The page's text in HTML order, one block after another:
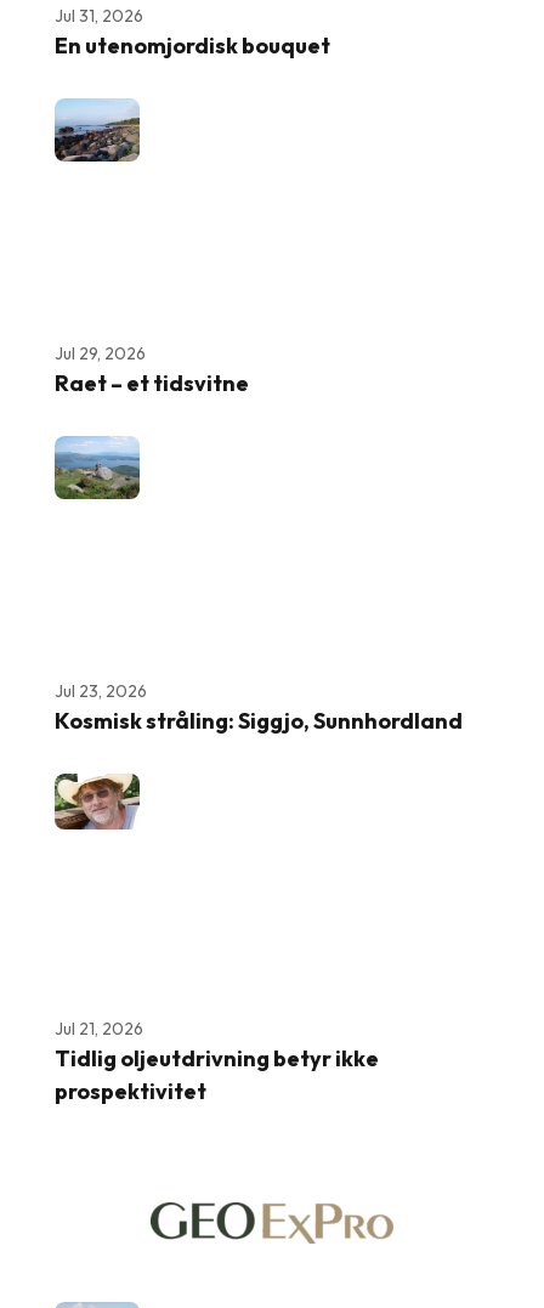
Jul 31, 2026
En utenomjordisk bouquet
Jul 29, 2026
Raet – et tidsvitne
Jul 23, 2026
Kosmisk stråling: Siggjo, Sunnhordland
Jul 21, 2026
Tidlig oljeutdrivning betyr ikke
prospektivitet